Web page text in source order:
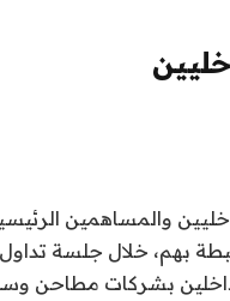
والمساهمين
بهم، خلال جلسة
داخلين بشركات مطاحن